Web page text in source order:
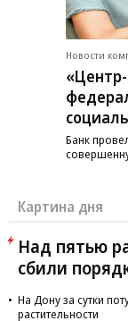
Новости
Банк
Картина дня
Над пятью
сбили
На Дону за сутки
растительности